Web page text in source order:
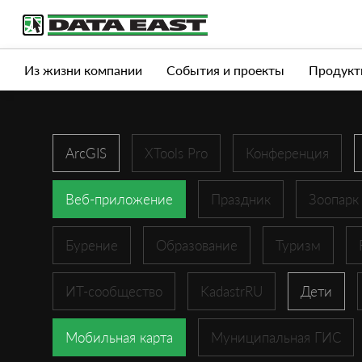
Услуги Продукты Истории успеха
Из жизни компании События и проекты
ArcGIS XTools Pro Конференция
Веб-приложение Праздник Зоопарк
Бурение Образование Туризм
ИТ-сообщество KadastrRU Дети
Мобильная карта Муниципальная ГИС